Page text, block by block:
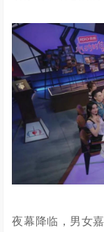
夜幕降临，男女